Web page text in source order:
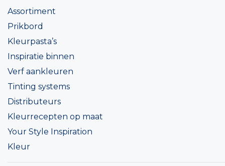
Assortiment
Prikbord
Kleurpasta’s
Inspiratie binnen
Verf aankleuren
Tinting systems
Distributeurs
Kleurrecepten op maat
Your Style Inspiration
Kleur